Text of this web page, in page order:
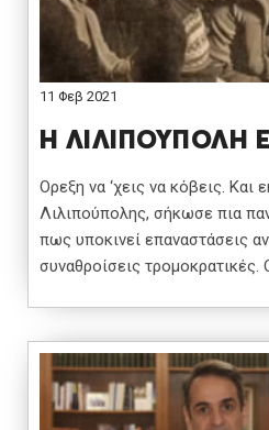
11 Φεβ 2021
Η ΛΙΛΙΠΟΥΠΟΛΗ
Ορεξη να ‘χεις να κόβεις. Και
Λιλιπούπολης, σήκωσε πια
πως υποκινεί επαναστάσεις
συναθροίσεις τρομοκρατικές.